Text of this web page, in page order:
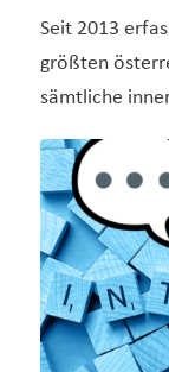
Seit 2013
größten
sämtliche